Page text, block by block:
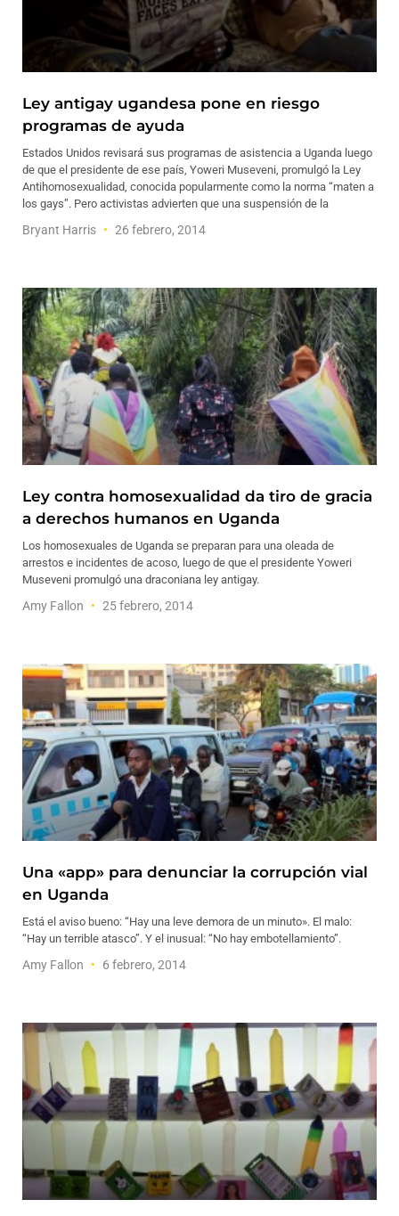
Ley antigay ugandesa pone en riesgo
programas de ayuda
Estados Unidos revisará sus programas de asistencia a Uganda luego
de que el presidente de ese país, Yoweri Museveni, promulgó la Ley
Antihomosexualidad, conocida popularmente como la norma “maten a
los gays”. Pero activistas advierten que una suspensión de la
Bryant Harris 26 febrero, 2014
Ley contra homosexualidad da tiro de gracia
a derechos humanos en Uganda
Los homosexuales de Uganda se preparan para una oleada de
arrestos e incidentes de acoso, luego de que el presidente Yoweri
Museveni promulgó una draconiana ley antigay.
Amy Fallon 25 febrero, 2014
Una «app» para denunciar la corrupción vial
en Uganda
Está el aviso bueno: “Hay una leve demora de un minuto». El malo:
“Hay un terrible atasco”. Y el inusual: “No hay embotellamiento”.
Amy Fallon 6 febrero, 2014